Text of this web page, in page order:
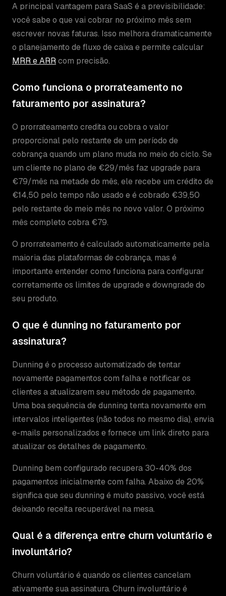
A principal vantagem para SaaS é a previsibilidade:
você sabe o que vai cobrar no próximo mês sem
escrever novas faturas. Isso melhora dramaticamente
o planejamento de fluxo de caixa e permite calcular
MRR e ARRcom precisão.
Como funciona o prorrateamento no
faturamento por assinatura?
O prorrateamento credita ou cobra o valor
proporcional pelo restante de um período de
cobrança quando um plano muda no meio do ciclo. Se
um cliente no plano de €29/mês faz upgrade para
€79/mês na metade do mês, ele recebe um crédito de
€14,50 pelo tempo não usado e é cobrado €39,50
pelo restante do meio mês no novo valor. O próximo
mês completo cobra €79.
O prorrateamento é calculado automaticamente pela
maioria das plataformas de cobrança, mas é
importante entender como funciona para configurar
corretamente os limites de upgrade e downgrade do
seu produto.
O que é dunning no faturamento por
assinatura?
Dunning é o processo automatizado de tentar
novamente pagamentos com falha e notificar os
clientes a atualizarem seu método de pagamento.
Uma boa sequência de dunning tenta novamente em
intervalos inteligentes (não todos no mesmo dia), envia
e-mails personalizados e fornece um link direto para
atualizar os detalhes de pagamento.
Dunning bem configurado recupera 30-40% dos
pagamentos inicialmente com falha. Abaixo de 20%
significa que seu dunning é muito passivo, você está
deixando receita recuperável na mesa.
Qual é a diferença entre churn voluntário e
involuntário?
Churn voluntário é quando os clientes cancelam
ativamente sua assinatura. Churn involuntário é